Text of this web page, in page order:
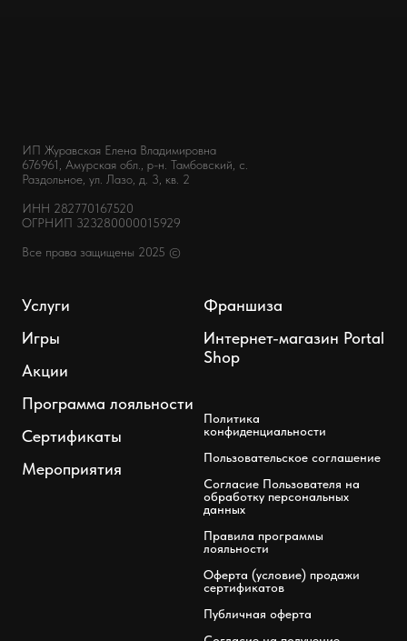
ИП Журавская Елена Владимировна
676961, Амурская обл., р-н. Тамбовский, с.
Раздольное, ул. Лазо, д. 3, кв. 2
ИНН 282770167520
ОГРНИП 323280000015929
Все права защищены 2025 ©
Услуги
Игры
Акции
Программа лояльности
Сертификаты
Мероприятия
Франшиза
Интернет-магазин Portal
Shop
Политика
конфиденциальности
Пользовательское соглашение
Согласие Пользователя на
обработку персональных
данных
Правила программы
лояльности
Оферта (условие) продажи
сертификатов
Публичная оферта